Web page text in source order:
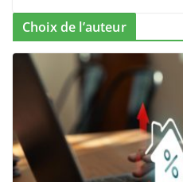
Choix de l’auteur